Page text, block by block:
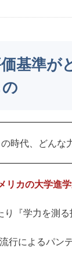
基準が
の時代、どんな
リカの大学進
り『学力を測る
行によるパン